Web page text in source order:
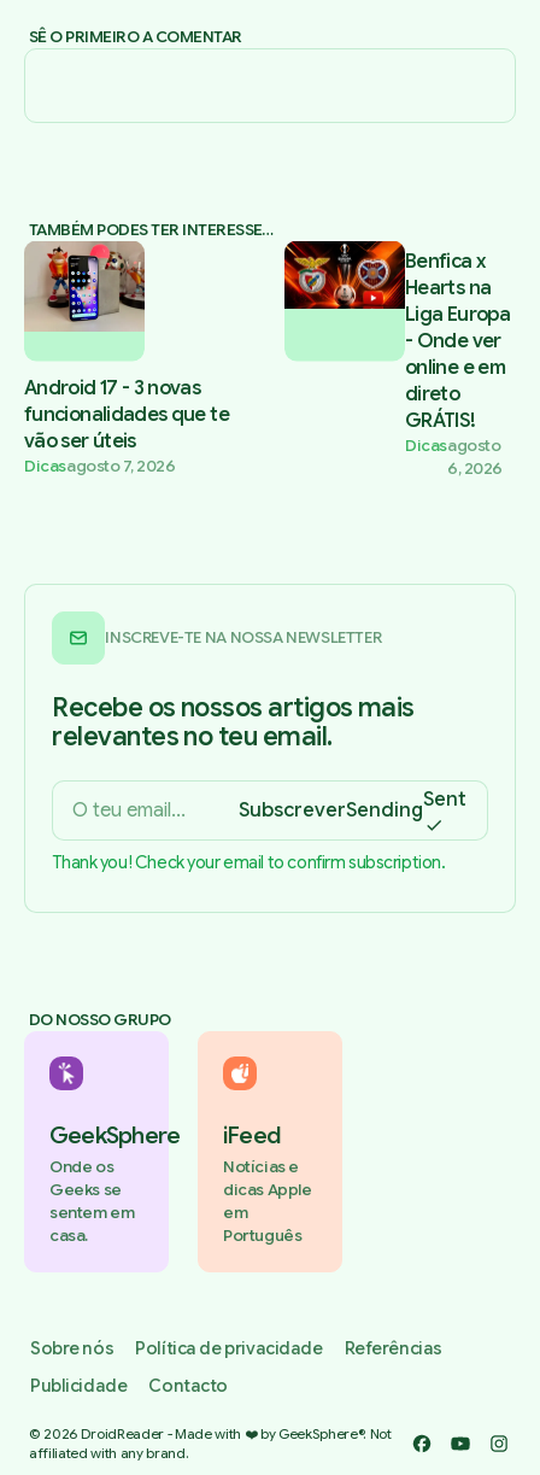
SÊ O PRIMEIRO A COMENTAR
TAMBÉM PODES TER INTERESSE…
Android 17 - 3 novas
funcionalidades que te
vão ser úteis
Dicasagosto 7, 2026
Benfica x
Hearts na
Liga Europa
- Onde ver
online e em
direto
GRÁTIS!
Dicasagosto
6, 2026
INSCREVE-TE NA NOSSA NEWSLETTER
Recebe os nossos artigos mais
relevantes no teu email.
SubscreverSendingSent
Thank you! Check your email to confirm subscription.
DO NOSSO GRUPO
GeekSphere
Onde os
Geeks se
sentem em
casa.
iFeed
Notícias e
dicas Apple
em
Português
Sobre nós Política de privacidade
Referências
Publicidade
Contacto
© 2026 DroidReader - Made with ❤️ by GeekSphere®. Not
affiliated with any brand.
Facebook
YouTube